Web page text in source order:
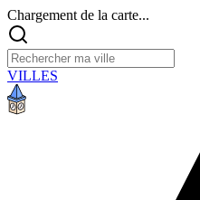
Chargement de la carte...
VILLES